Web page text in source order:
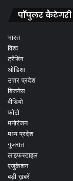
पॉपुलर कैटेगरी
भारत
विश्व
ट्रेंडिंग
ओडिशा
उत्तर प्रदेश
बिजनेस
वीडियो
फोटो
मनोरंजन
मध्य प्रदेश
गुजरात
लाइफस्टाइल
एजुकेशन
बड़ी ख़बरें